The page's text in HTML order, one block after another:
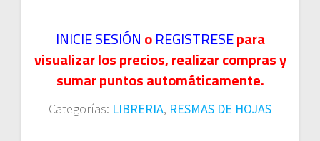
INICIE SESIÓNoREGISTRESEpara
visualizar los precios, realizar compras y
sumar puntos automáticamente.
Categorías: LIBRERIA, RESMAS DE HOJAS